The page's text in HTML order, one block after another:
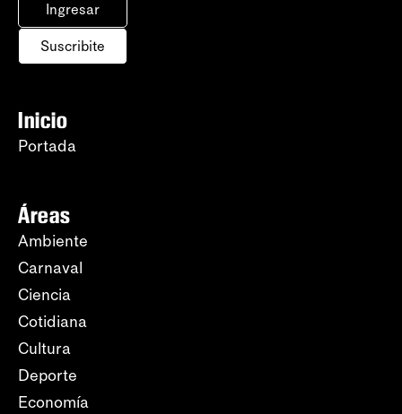
Ingresar
Suscribite
Inicio
Portada
Áreas
Ambiente
Carnaval
Ciencia
Cotidiana
Cultura
Deporte
Economía